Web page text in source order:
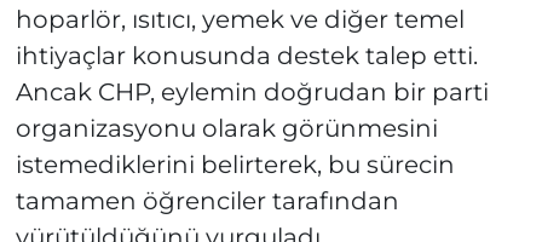
hoparlör, ısıtıcı, yemek ve diğer temel
ihtiyaçlar konusunda destek talep etti.
Ancak CHP, eylemin doğrudan bir parti
organizasyonu olarak görünmesini
istemediklerini belirterek, bu sürecin
tamamen öğrenciler tarafından